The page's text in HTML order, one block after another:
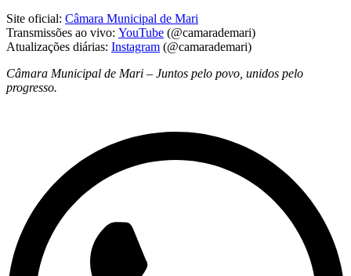
Site oficial: Câmara Municipal de Mari
Transmissões ao vivo: YouTube (@camarademari)
Atualizações diárias: Instagram (@camarademari)
Câmara Municipal de Mari – Juntos pelo povo, unidos pelo
progresso.